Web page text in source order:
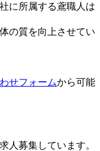
に所属する鳶職人は
の質を向上させてい
せフォームから可能
人募集しています。